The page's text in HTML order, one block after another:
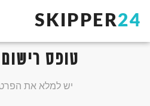
SKIPPER24
טופס
יש למלא את